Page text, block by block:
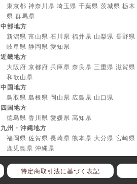
東京都 神奈川県 埼玉県 千葉県 茨城県 栃木
県 群馬県
中部地方
新潟県 富山県 石川県 福井県 山梨県 長野県
岐阜県 静岡県 愛知県
近畿地方
大阪府 京都府 兵庫県 奈良県 三重県 滋賀県
和歌山県
中国地方
鳥取県 島根県 岡山県 広島県 山口県
四国地方
徳島県 香川県 愛媛県 高知県
九州・沖縄地方
福岡県 佐賀県 長崎県 熊本県 大分県 宮崎県
鹿児島県 沖縄県
特定商取引法に基づく表記